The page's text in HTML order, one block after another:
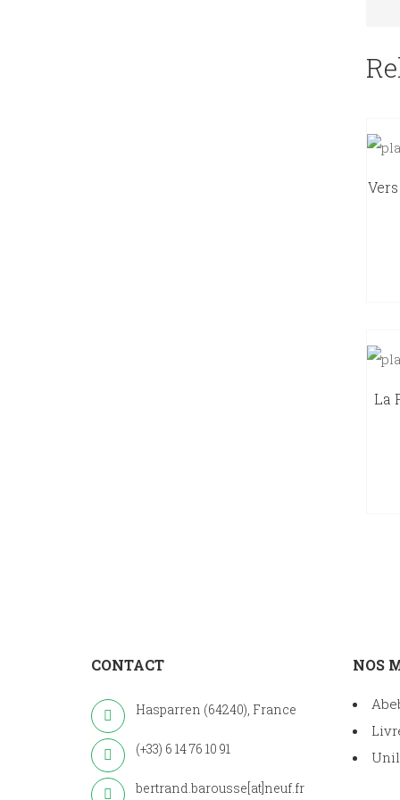
La
CONTACT
Hasparren (64240), France
(+33) 6 14 76 10 91
bertrand.barousse[at]neuf.fr
NOS